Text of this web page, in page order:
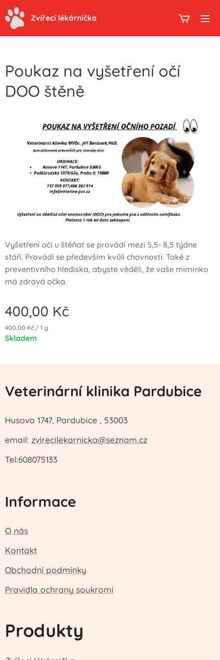
Zvířecí lékárnička
Poukaz na vyšetření očí
DOO štěně
Vyšetření očí u štěňat se provádí mezi 5,5- 8,5 týdne
stáří. Provádí se především kvůli chovnosti. Také z
preventivního hlediska, abyste věděli, že vaše miminko
má zdravá očka.
400,00 Kč
400,00 Kč / 1 g
Skladem
Veterinární klinika Pardubice
Husova 1747, Pardubice , 53003
email: zvirecilekarnicka@seznam.cz
Tel:608075133
Informace
O nás
Kontakt
Obchodní podmínky
Pravidla ochrany soukromí
Produkty